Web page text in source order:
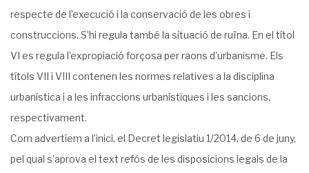
respecte de l’execució i la conservació de les obres i
construccions. S’hi regula també la situació de ruïna. En el títol
VI es regula l’expropiació forçosa per raons d’urbanisme. Els
títols VII i VIII contenen les normes relatives a la disciplina
urbanística i a les infraccions urbanístiques i les sancions,
respectivament.
Com advertíem a l’inici, el Decret legislatiu 1/2014, de 6 de juny,
pel qual s’aprova el text refós de les disposicions legals de la